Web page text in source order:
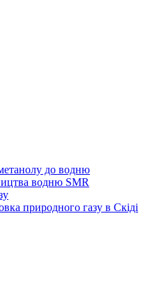
до водню
водню SMR
природного газу в Скіді